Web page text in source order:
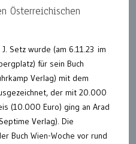
Österreichischen
Setz wurde (am 6.11.23 im
für sein Buch
Verlag) mit dem
der mit 20.000
(10.000 Euro) ging an Arad
Verlag). Die
Buch Wien-Woche vor rund